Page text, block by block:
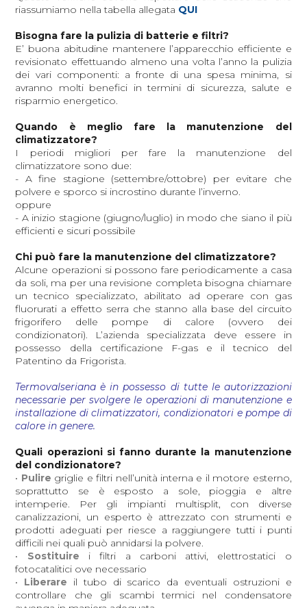
riassumiamo nella tabella allegata QUI
Bisogna fare la pulizia di batterie e filtri?
E’ buona abitudine mantenere l’apparecchio efficiente e
revisionato effettuando almeno una volta l’anno la pulizia
dei vari componenti: a fronte di una spesa minima, si
avranno molti benefici in termini di sicurezza, salute e
risparmio energetico.
Quando è meglio fare la manutenzione del
climatizzatore?
I periodi migliori per fare la manutenzione del
climatizzatore sono due:
- A fine stagione (settembre/ottobre) per evitare che
polvere e sporco si incrostino durante l’inverno.
oppure
- A inizio stagione (giugno/luglio) in modo che siano il più
efficienti e sicuri possibile
Chi può fare la manutenzione del climatizzatore?
Alcune operazioni si possono fare periodicamente a casa
da soli, ma per una revisione completa bisogna chiamare
un tecnico specializzato, abilitato ad operare con gas
fluorurati a effetto serra che stanno alla base del circuito
frigorifero delle pompe di calore (ovvero dei
condizionatori). L’azienda specializzata deve essere in
possesso della certificazione F-gas e il tecnico del
Patentino da Frigorista.
Termovalseriana è in possesso di tutte le autorizzazioni
necessarie per svolgere le operazioni di manutenzione e
installazione di climatizzatori, condizionatori e pompe di
calore in genere.
Quali operazioni si fanno durante la manutenzione
del condizionatore?
• Pulire griglie e filtri nell’unità interna e il motore esterno,
soprattutto se è esposto a sole, pioggia e altre
intemperie. Per gli impianti multisplit, con diverse
canalizzazioni, un esperto è attrezzato con strumenti e
prodotti adeguati per riesce a raggiungere tutti i punti
difficili nei quali può annidarsi la polvere.
• Sostituire i filtri a carboni attivi, elettrostatici o
fotocatalitici ove necessario
• Liberare il tubo di scarico da eventuali ostruzioni e
controllare che gli scambi termici nel condensatore